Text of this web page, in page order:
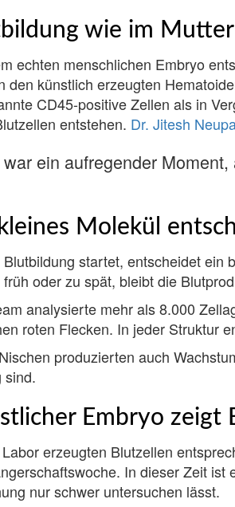
wie im
echten menschlichen Embryo
den künstlich erzeugten
CD45-positive Zellen als in
entstehen. Dr. Jitesh
war ein aufregender
Molekül
startet, entscheidet ein
oder zu spät, bleibt die
analysierte mehr als 8.000
roten Flecken. In jeder Struktur
produzierten auch
sind.
Embryo zeigt
erzeugten Blutzellen
In dieser Zeit
nur schwer untersuchen lässt.